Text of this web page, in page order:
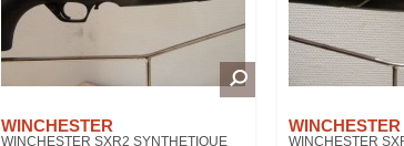
WINCHESTER
WINCHESTER SXR2 SYNTHETIQUE
WINCHESTER
WINCHESTER